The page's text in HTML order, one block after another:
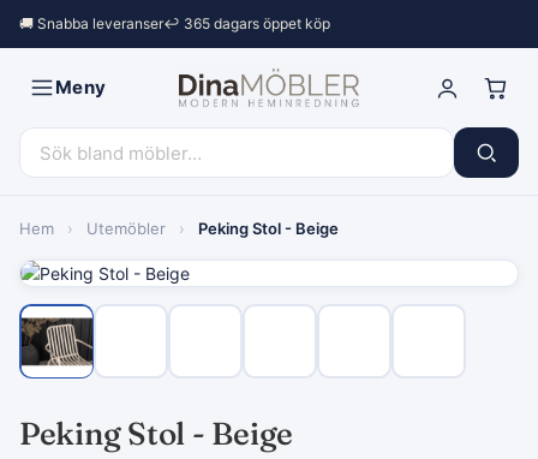
🚚 Snabba leveranser↩︎ 365 dagars öppet köp
Meny
Hem › Utemöbler › Peking Stol - Beige
Peking Stol - Beige